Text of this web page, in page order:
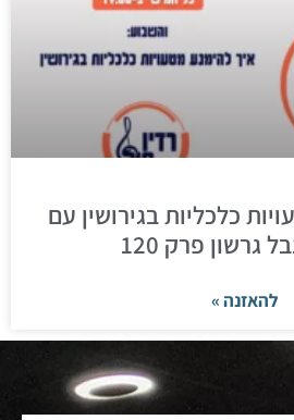
כלכליות בגירושין עם
גרשון פרק 120
להאזנה »